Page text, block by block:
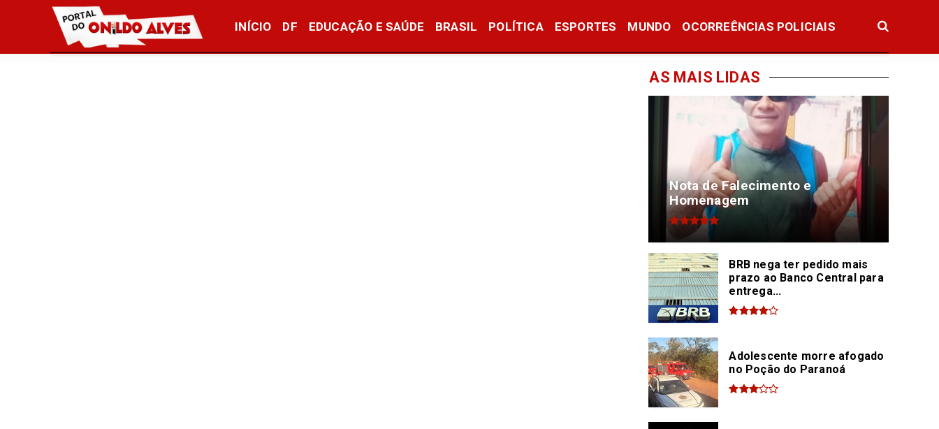
INÍCIO DF EDUCAÇÃO E SAÚDE BRASIL POLÍTICA ESPORTES MUNDO OCORREÊNCIAS POLICIAIS
AS MAIS LIDAS
Nota de Falecimento e
Homenagem
BRB nega ter pedido mais
prazo ao Banco Central para
entrega...
Adolescente morre afogado
no Poção do Paranoá